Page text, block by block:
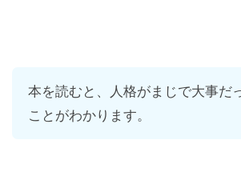
本を読むと、人格がまじで大事だ
ことがわかります。